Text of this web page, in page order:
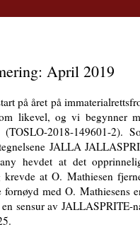
April 2019
på året på
likevel, og vi begynner
(TOSLO-2018-149601-2).
JALLA
hevdet at det
krevde at O. Mathiesen
med O. Mathiesens
sensur av